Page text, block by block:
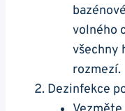
volného
všechny
rozmezí.
Dezinfekce